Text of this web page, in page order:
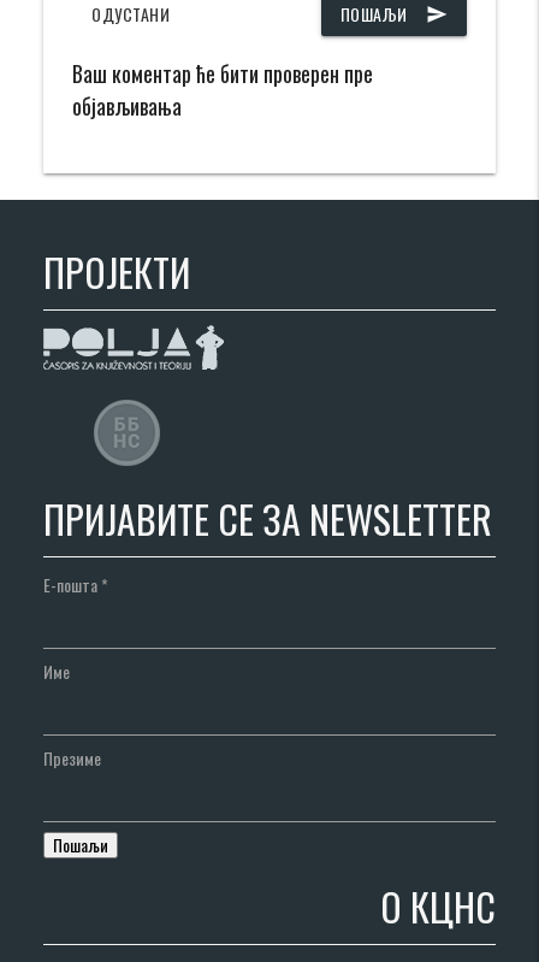
ПОШАЉИ send
ОДУСТАНИ
Ваш коментар ће бити проверен пре
објављивања
ПРОЈЕКТИ
ПРИЈАВИТЕ СЕ ЗА NEWSLETTER
Е-пошта*
Име
Презиме
О КЦНС